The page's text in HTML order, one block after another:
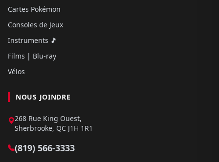
Cartes Pokémon
Consoles de Jeux
Instruments 🎵
Films | Blu-ray
Vélos
NOUS JOINDRE
268 Rue King Ouest,
Sherbrooke, QC J1H 1R1
(819) 566-3333